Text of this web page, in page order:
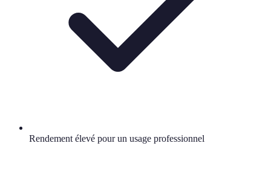
Rendement élevé pour un usage professionnel